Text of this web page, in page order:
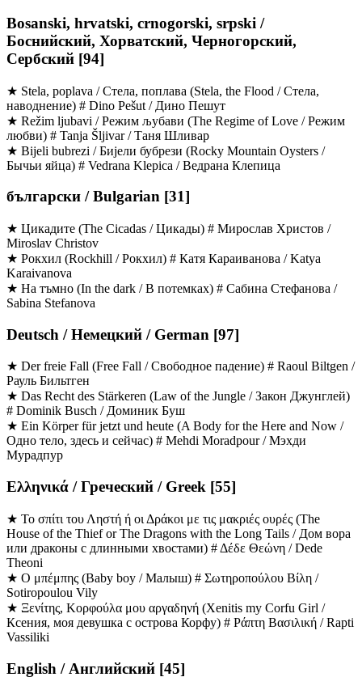
Bosanski, hrvatski, crnogorski, srpski /
Боснийский, Хорватский, Черногорский,
Сербский [94]
★ Stela, poplava / Стела, поплава (Stela, the Flood / Cтела,
наводнение) # Dino Pešut / Дино Пешут
★ Režim ljubavi / Режим љубави (The Regime of Love / Pежим
любви) # Tanja Šljivar / Таня Шливар
★ Bijeli bubrezi / Бијели бубрези (Rocky Mountain Oysters /
Бычьи яйца) # Vedrana Klepica / Ведрана Клепица
български / Bulgarian [31]
★ Цикадите (The Cicadas / Цикады) # Мирослав Христов /
Miroslav Christov
★ Рокхил (Rockhill / Рокхил) # Катя Караиванова / Katya
Karaivanova
★ На тъмно (In the dark / В потемках) # Сабина Стефанова /
Sabina Stefanova
Deutsch / Немецкий / German [97]
★ Der freie Fall (Free Fall / Свободное падение) # Raoul Biltgen /
Рауль Бильтген
★ Das Recht des Stärkeren (Law of the Jungle / Закон Джунглей)
# Dominik Busch / Доминик Буш
★ Ein Körper für jetzt und heute (A Body for the Here and Now /
Одно тело, здесь и сейчас) # Mehdi Moradpour / Мэxди
Мурадпур
Ελληνικά / Греческий / Greek [55]
★ Το σπίτι του Ληστή ή οι Δράκοι με τις μακριές ουρές (The
Ηouse of the Thief or The Dragons with the Long Tails / Дом вора
или драконы с длинными хвостами) # Δέδε Θεώνη / Dede
Theoni
★ Ο μπέμπης (Baby boy / Малыш) # Σωτηροπούλου Βίλη /
Sotiropoulou Vily
★ Ξενίτης, Κορφούλα μου αργαδηνή (Xenitis my Corfu Girl /
Ксения, моя девушка с острова Корфу) # Ράπτη Βασιλική / Rapti
Vassiliki
English / Английский [45]